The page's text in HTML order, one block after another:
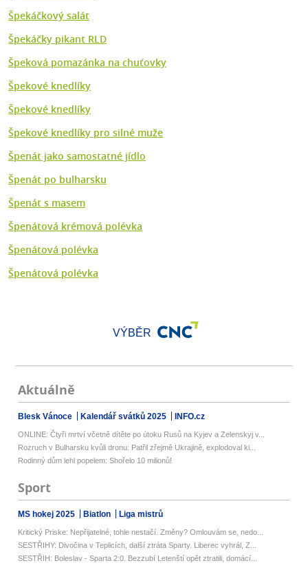
Špekáčkový salát
Špekáčky pikant RLD
Špeková pomazánka na chuťovky
Špekové knedlíky
Špekové knedlíky
Špekové knedlíky pro silné muže
Špenát jako samostatné jídlo
Špenát po bulharsku
Špenát s masem
Špenátová krémová polévka
Špenátová polévka
Špenátová polévka
VÝBĚR
Aktuálně
Blesk Vánoce Kalendář svátků 2025 INFO.cz
ONLINE: Čtyři mrtví včetně dítěte po útoku Rusů na Kyjev a Zelenskyj v...
Rozruch v Bulharsku kvůli dronu: Patřil zřejmě Ukrajině, explodoval ki...
Rodinný dům lehl popelem: Shořelo 10 milionů!
Sport
MS hokej 2025 Biatlon Liga mistrů
Kritický Priske: Nepřijatelné, tohle nestačí. Změny? Omlouvám se, nedo...
SESTŘIHY: Divočina v Teplicích, další ztráta Sparty. Liberec vyhrál, Z...
SESTŘIH: Boleslav - Sparta 2:0. Bezzubí Letenští opět ztratili, domácí...